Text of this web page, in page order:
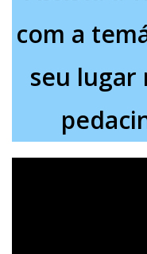
com a
seu lugar